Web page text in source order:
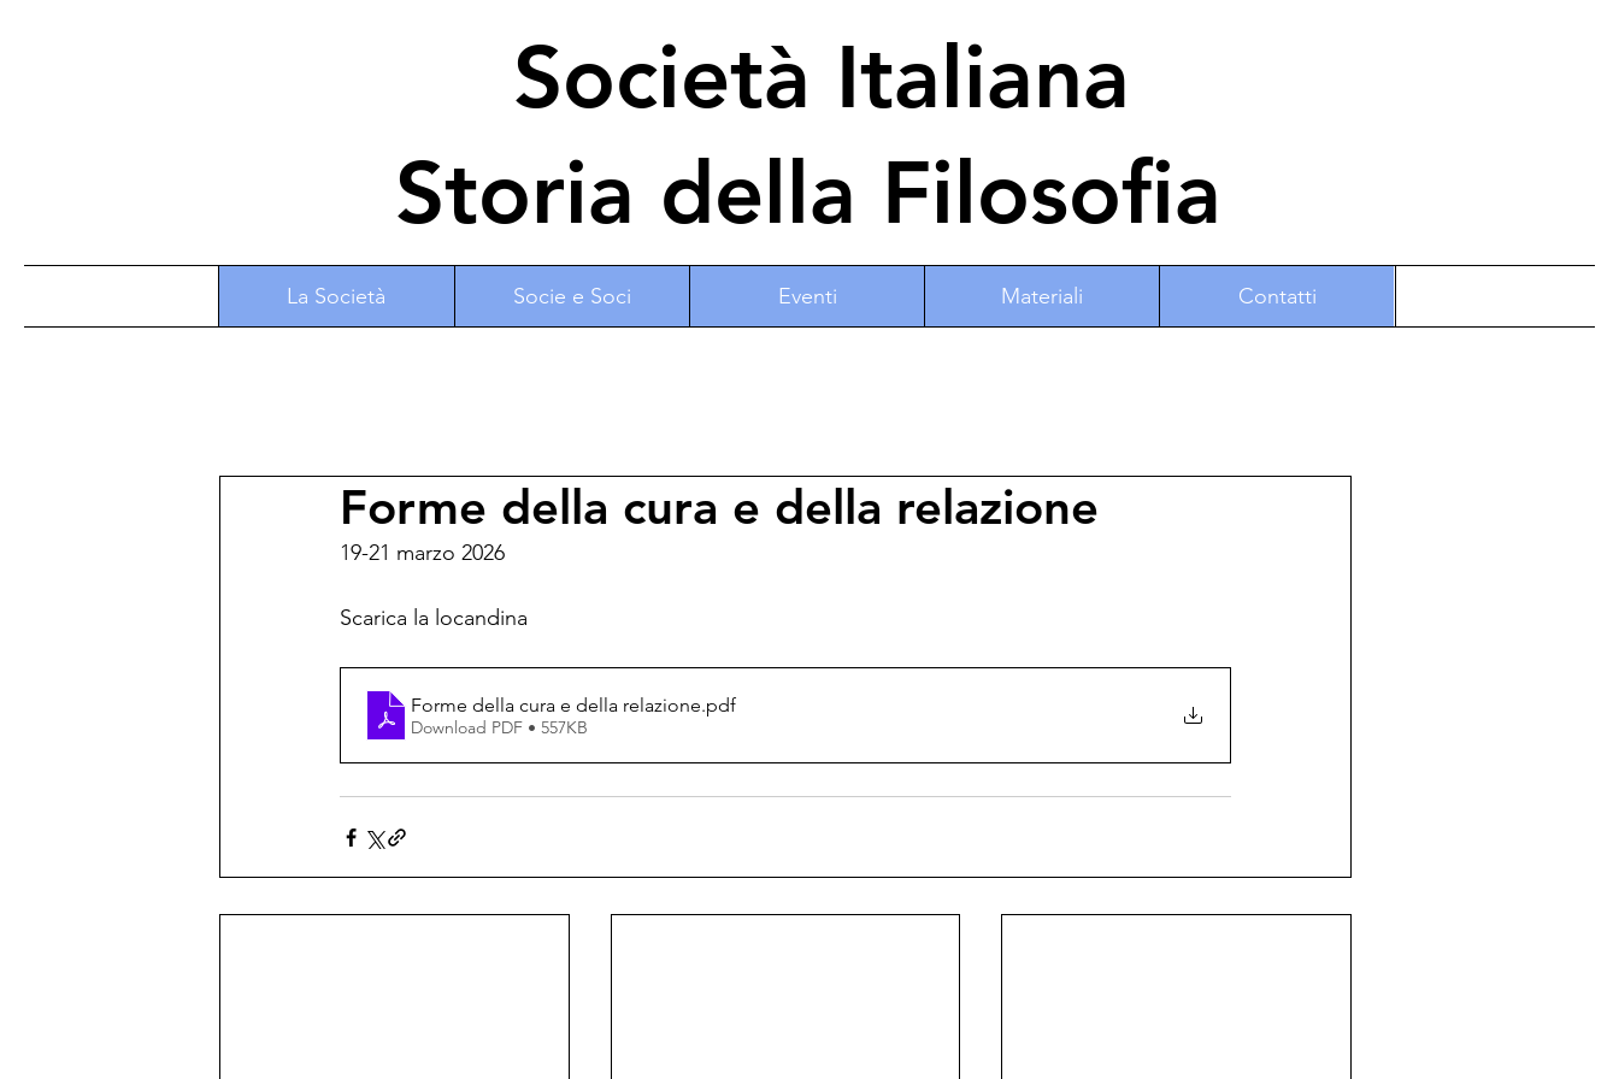
Società Italiana
Storia della Filosofia
La Società Socie e Soci Eventi Materiali Contatti
Forme della cura e della relazione
19-21 marzo 2026
Scarica la locandina
Forme della cura e della relazione.pdf
Download PDF • 557KB